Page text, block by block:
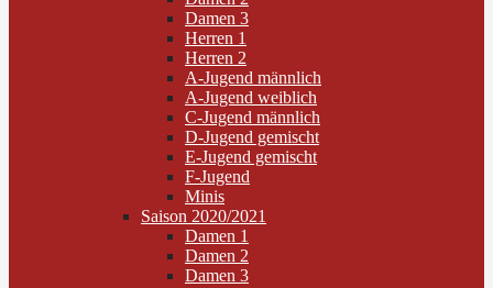
Damen 3
Herren 1
Herren 2
A-Jugend männlich
A-Jugend weiblich
C-Jugend männlich
D-Jugend gemischt
E-Jugend gemischt
F-Jugend
Minis
Saison 2020/2021
Damen 1
Damen 2
Damen 3